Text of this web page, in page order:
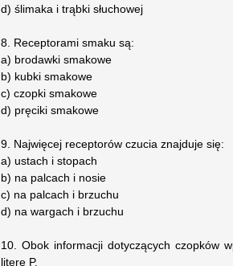
d) ślimaka i trąbki słuchowej
8. Receptorami smaku są:
a) brodawki smakowe
b) kubki smakowe
c) czopki smakowe
d) pręciki smakowe
9. Najwięcej receptorów czucia znajduje się:
a) ustach i stopach
b) na palcach i nosie
c) na palcach i brzuchu
d) na wargach i brzuchu
10. Obok informacji dotyczących czopków
literę P.